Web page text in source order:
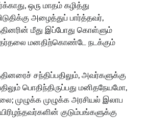
ஒரு மாதம் கழித்து
அழைத்துப் பார்த்தவர்,
மீது இப்போது கொள்ளும்
மனதிற்கொண்டே நடக்கும்
சந்திப்பதிலும், அவர்களுக்கு
பொதிந்திருப்பது மனிதநேயமோ,
முழுக்க முழுக்க அரசியல் இலாப
குடும்பங்களுக்கு